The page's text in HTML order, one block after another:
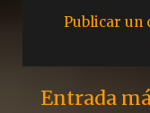
Publicar un
Entrada